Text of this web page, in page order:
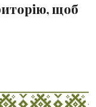
щоб